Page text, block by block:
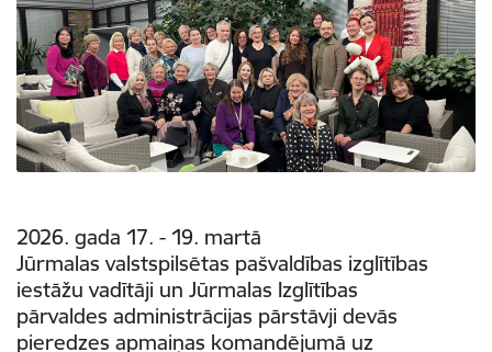
2026. gada 17. - 19. martā
Jūrmalas valstspilsētas pašvaldības izglītības
iestāžu vadītāji un Jūrmalas Izglītības
pārvaldes administrācijas pārstāvji devās
pieredzes apmaiņas komandējumā uz